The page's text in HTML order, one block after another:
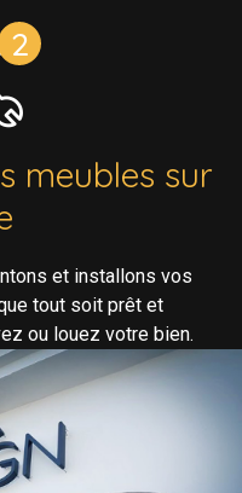
meubles sur
et installons vos
tout soit prêt et
ou louez votre bien.